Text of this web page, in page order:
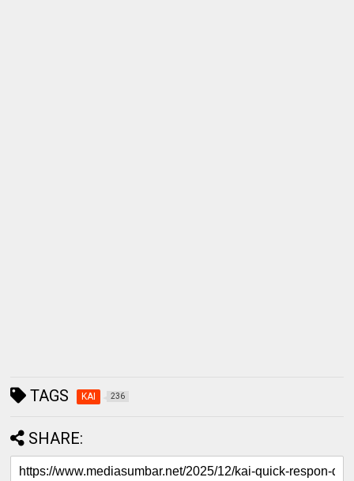
TAGS KAI 236
SHARE: